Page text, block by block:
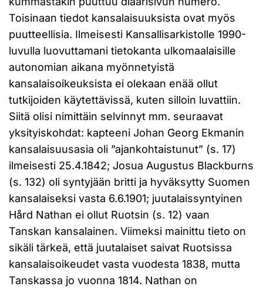
Toisinaan tiedot kansalaisuuksista ovat myös
puutteellisia. Ilmeisesti Kansallisarkistolle 1990-
luvulla luovuttamani tietokanta ulkomaalaisille
autonomian aikana myönnetyistä
kansalaisoikeuksista ei olekaan enää ollut
tutkijoiden käytettävissä, kuten silloin luvattiin.
Siitä olisi nimittäin selvinnyt mm. seuraavat
yksityiskohdat: kapteeni Johan Georg Ekmanin
kansalaisuusasia oli ”ajankohtaistunut” (s. 17)
ilmeisesti 25.4.1842; Josua Augustus Blackburns
(s. 132) oli syntyjään britti ja hyväksytty Suomen
kansalaiseksi vasta 6.6.1901; juutalaissyntyinen
Hård Nathan ei ollut Ruotsin (s. 12) vaan
Tanskan kansalainen. Viimeksi mainittu tieto on
sikäli tärkeä, että juutalaiset saivat Ruotsissa
kansalaisoikeudet vasta vuodesta 1838, mutta
Tanskassa jo vuonna 1814. Nathan on